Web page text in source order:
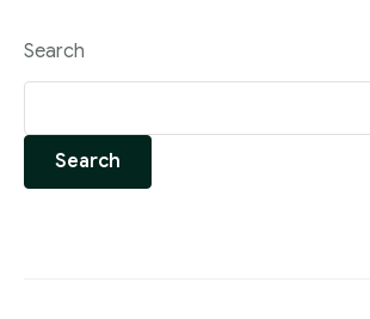
Search
Search